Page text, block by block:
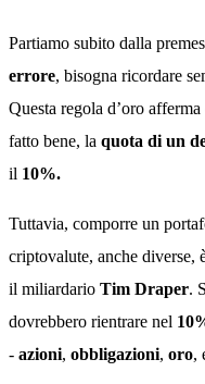
Partiamo subito dalla
errore, bisogna ricordare
Questa regola d’oro
fatto bene, la quota di un
il 10%.
Tuttavia, comporre un
criptovalute, anche diverse,
il miliardario Tim Draper.
dovrebbero rientrare nel
- azioni, obbligazioni, oro,